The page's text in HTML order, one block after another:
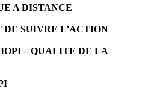
A DISTANCE
SUIVRE L’ACTION
– QUALITE DE LA